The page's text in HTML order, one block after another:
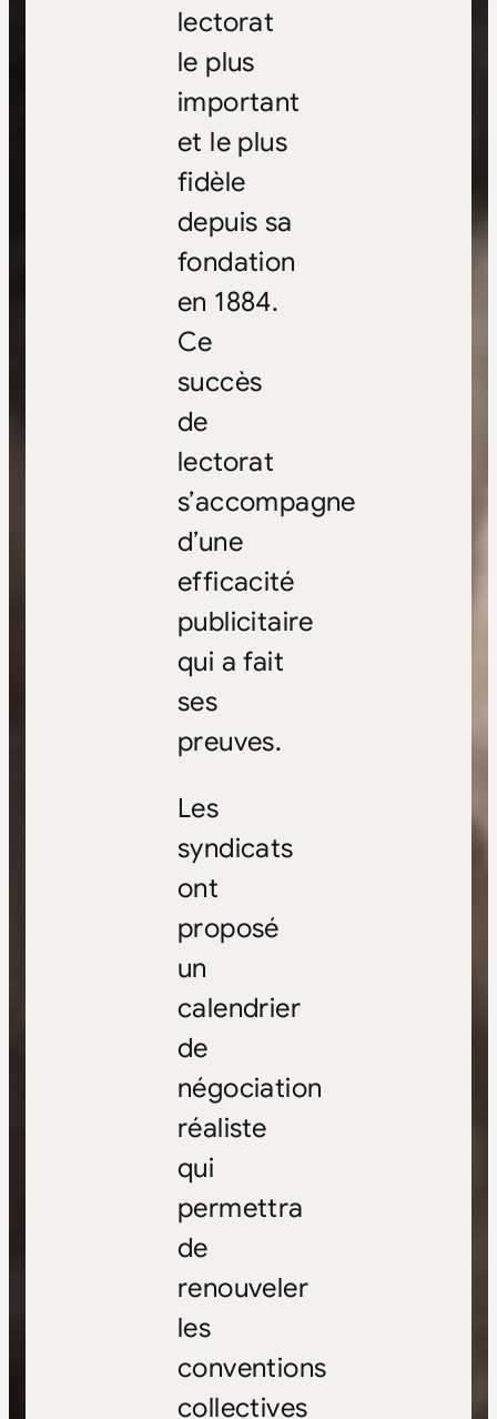
lectorat
le plus
important
et le plus
fidèle
depuis sa
fondation
en 1884.
Ce
succès
de
lectorat
s’accompagne
d’une
efficacité
publicitaire
qui a fait
ses
preuves.
Les
syndicats
ont
proposé
un
calendrier
de
négociation
réaliste
qui
permettra
de
renouveler
les
conventions
collectives